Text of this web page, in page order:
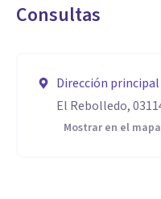
Consultas
Dirección principal
El Rebolledo,
Mostrar en el mapa